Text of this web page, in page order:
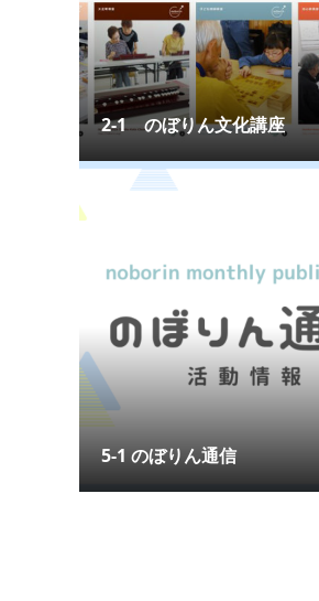
2-1 のぼりん文化講座
5-1 のぼりん通信